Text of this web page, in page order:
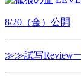
8/20（金）公開
≫≫試写Review